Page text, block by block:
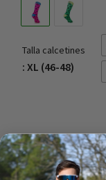
Talla calcetines
: XL (46-48)